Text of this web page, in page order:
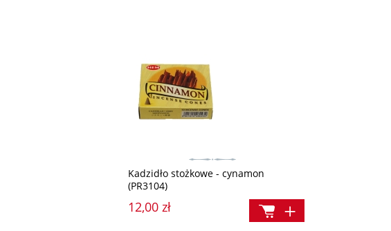
39,90 zł
Cena regularna: Cena regularna:
Kadzidło stożkowe - cynamon
(PR3104)
12,00 zł